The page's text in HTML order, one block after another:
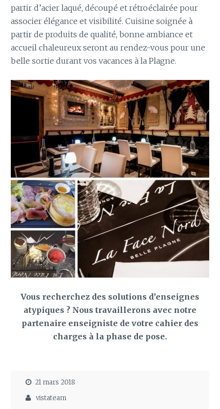
partir d’acier laqué, découpé et rétroéclairée pour
associer élégance et visibilité. Cuisine soignée à
partir de produits de qualité, bonne ambiance et
accueil chaleureux seront au rendez-vous pour une
belle sortie durant vos vacances à la Plagne.
Vous recherchez des solutions d’enseignes
atypiques ? Nous travaillerons avec notre
partenaire enseigniste de votre cahier des
charges à la phase de pose.
21 mars 2018
vistateam